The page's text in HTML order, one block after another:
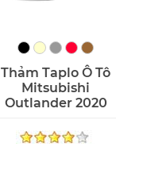
Thảm Taplo Ô Tô
Mitsubishi
Outlander 2020